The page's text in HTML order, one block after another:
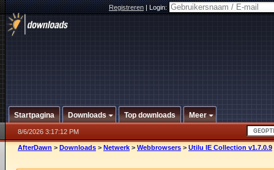
Registreren|Login:
Startpagina Downloads Top downloads Meer
8/6/2026 3:17:12 PM
AfterDawn > Downloads > Netwerk > Webbrowsers > Utilu IE Collection v1.7.0.9